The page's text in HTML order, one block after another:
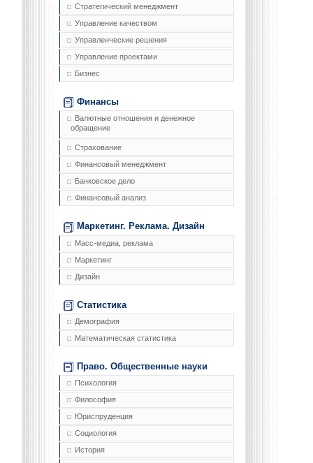
Стратегический менеджмент
Управление качеством
Управленческие решения
Управление проектами
Бизнес
Финансы
Валютные отношения и денежное
обращение
Страхование
Финансовый менеджмент
Банковское дело
Финансовый анализ
Маркетинг. Реклама. Дизайн
Масс-медиа, реклама
Маркетинг
Дизайн
Статистика
Демография
Математическая статистика
Право. Общественные науки
Психология
Философия
Юриспруденция
Социология
История